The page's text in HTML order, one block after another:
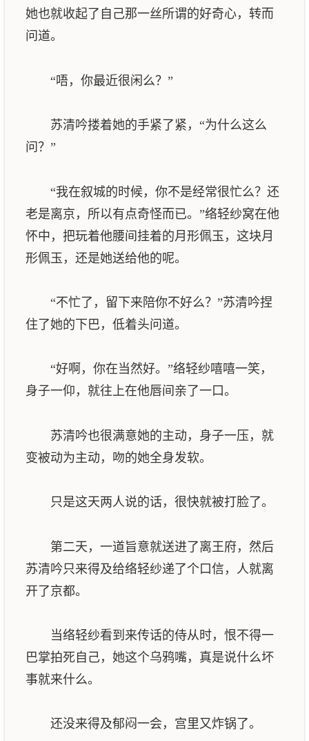
她也就收起了自己那一丝所谓的好奇心，转而
问道。
“唔，你最近很闲么？”
苏清吟搂着她的手紧了紧，“为什么这么
问？”
“我在叙城的时候，你不是经常很忙么？还
老是离京，所以有点奇怪而已。”络轻纱窝在他
怀中，把玩着他腰间挂着的月形佩玉，这块月
形佩玉，还是她送给他的呢。
“不忙了，留下来陪你不好么？”苏清吟捏
住了她的下巴，低着头问道。
“好啊，你在当然好。”络轻纱嘻嘻一笑，
身子一仰，就往上在他唇间亲了一口。
苏清吟也很满意她的主动，身子一压，就
变被动为主动，吻的她全身发软。
只是这天两人说的话，很快就被打脸了。
第二天，一道旨意就送进了离王府，然后
苏清吟只来得及给络轻纱递了个口信，人就离
开了京都。
当络轻纱看到来传话的侍从时，恨不得一
巴掌拍死自己，她这个乌鸦嘴，真是说什么坏
事就来什么。
还没来得及郁闷一会，宫里又炸锅了。